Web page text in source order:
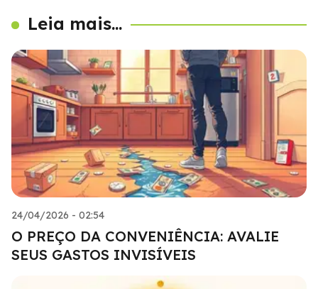
Leia mais...
24/04/2026 - 02:54
O PREÇO DA CONVENIÊNCIA: AVALIE
SEUS GASTOS INVISÍVEIS